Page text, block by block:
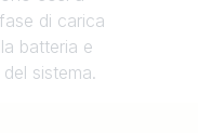
di carica
batteria e
sistema.